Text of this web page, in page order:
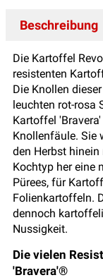
Beschreibung
Die Kartoffel
resistenten
Die Knollen
leuchten rot-rosa
Kartoffel
Knollenfäule. Sie
den Herbst
Kochtyp her eine
Pürees, für
Folienkartoffeln.
dennoch
Nussigkeit.
Die vielen
'Bravera'®